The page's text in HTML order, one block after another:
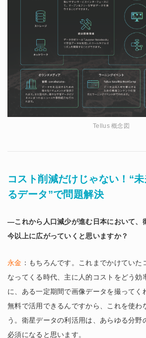
Tellus 概念図
コスト削減だけじゃない！“
るデータ”で問題解決
―これから人口減少が進む日本において、
今以上に広がっていくと思いますか？
永金 ：もちろんです。これまでかけていた
なってくる時代、主に人的コストをどう効
に、ある一定期間で画像データを撮ってく
無料で活用できるんですから、これを使わ
う。衛星データの利活用は、あらゆる分野
必須になると思います。